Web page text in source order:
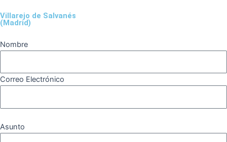
Villarejo de Salvanés
(Madrid)
Nombre
Correo Electrónico
Asunto